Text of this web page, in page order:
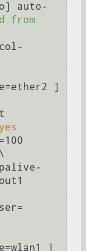
auto-
from
]
]